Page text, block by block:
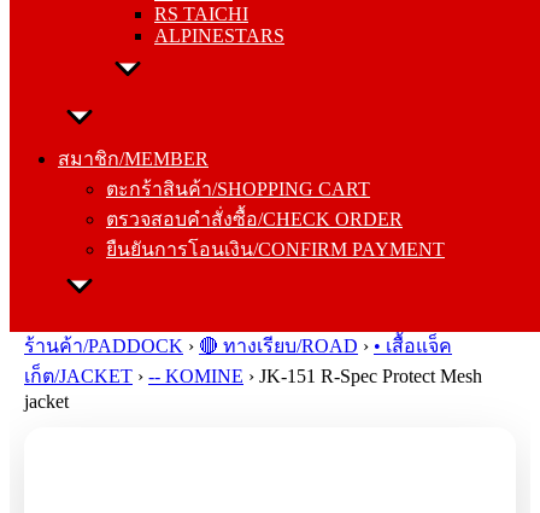
RS TAICHI
ALPINESTARS
สมาชิก/MEMBER
ตะกร้าสินค้า/SHOPPING CART
ตรวจสอบคำสั่งซื้อ/CHECK ORDER
ยืนยันการโอนเงิน/CONFIRM PAYMENT
สมาชิก/MEMBER
ตรวจสอบคำสั่งซื้อ/CHECK ORDER
ยืนยันการโอนเงิน/CONFIRM PAYMENT
ร้านค้า/PADDOCK › 🔴 ทางเรียบ/ROAD › • เสื้อแจ็ค
เก็ต/JACKET › -- KOMINE › JK-151 R-Spec Protect Mesh
jacket